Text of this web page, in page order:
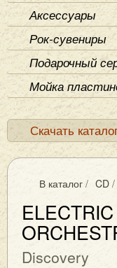
Аксессуары
Рок-сувениры
Подарочный
Мойка
Скачать
В каталог / CD /
Discovery